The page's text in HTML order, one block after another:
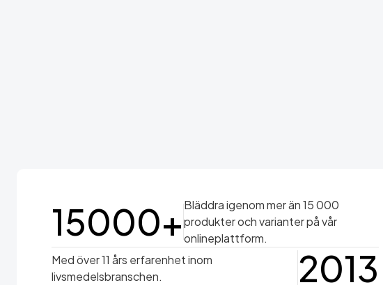
15000+Bläddra igenom mer än 15 000
produkter och varianter på vår
onlineplattform.
Med över 11 års erfarenhet inom
livsmedelsbranschen.
2013